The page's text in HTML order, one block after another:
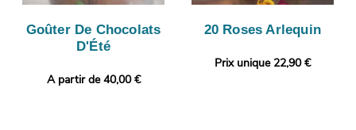
Goûter De Chocolats
D'Été
A partir de 40,00 €
20 Roses Arlequin
Prix unique 22,90 €